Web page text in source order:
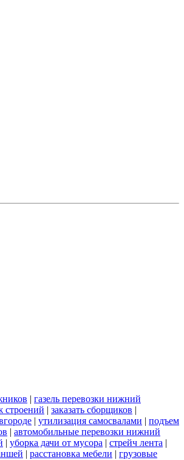
| газель перевозки нижний
строений | заказать сборщиков |
| утилизация самосвалами | подъем
| автомобильные перевозки нижний
| уборка дачи от мусора | стрейч лента |
| расстановка мебели | грузовые